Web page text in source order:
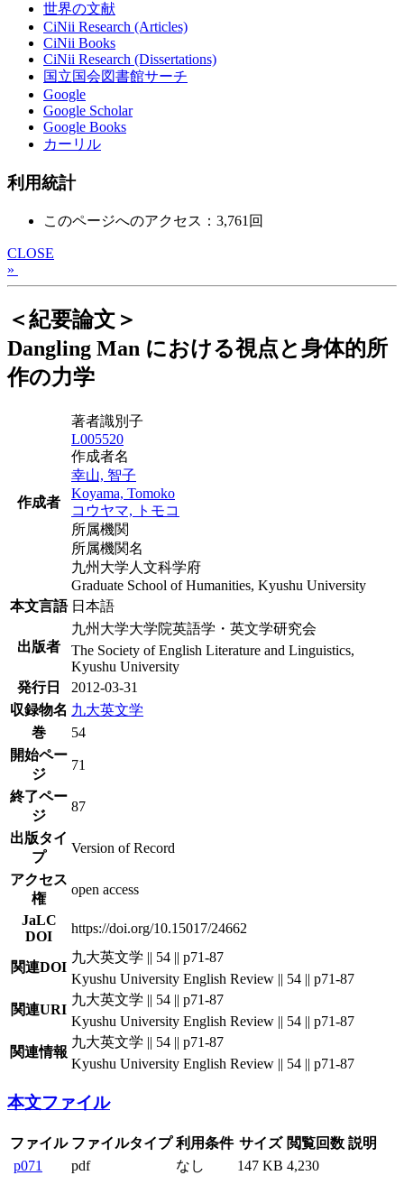
世界の文献
CiNii Research (Articles)
CiNii Books
CiNii Research (Dissertations)
国立国会図書館サーチ
Google
Google Scholar
Google Books
カーリル
利用統計
このページへのアクセス：3,761回
CLOSE
»
＜紀要論文＞
Dangling Man における視点と身体的所
作の力学
作成者
著者識別子
L005520
作成者名
幸山, 智子
Koyama, Tomoko
コウヤマ, トモコ
所属機関
所属機関名
九州大学人文科学府
Graduate School of Humanities, Kyushu University
本文言語 日本語
出版者
九州大学大学院英語学・英文学研究会
The Society of English Literature and Linguistics,
Kyushu University
発行日
2012-03-31
収録物名 九大英文学
巻
54
開始ペー
ジ
71
終了ペー
ジ
87
出版タイ
プ
Version of Record
アクセス
権
open access
JaLC
DOI
https://doi.org/10.15017/24662
関連DOI
九大英文学 || 54 || p71-87
Kyushu University English Review || 54 || p71-87
関連URI
九大英文学 || 54 || p71-87
Kyushu University English Review || 54 || p71-87
関連情報
九大英文学 || 54 || p71-87
Kyushu University English Review || 54 || p71-87
本文ファイル
ファイル ファイルタイプ 利用条件 サイズ 閲覧回数 説明
p071
pdf なし 147 KB 4,230